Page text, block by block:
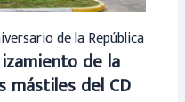
de la República
de la
mástiles del CD